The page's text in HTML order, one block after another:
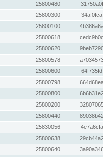
25800480
25800300
25800100
25800618
25800620
25800578
25800600
25800798
25800800
25800200
25800440
25830056
25800638
25800640